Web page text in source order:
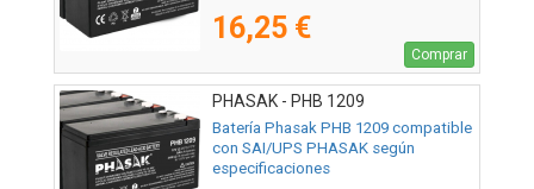
16,25 €
Comprar
PHASAK - PHB 1209
Batería Phasak PHB 1209 compatible
con SAI/UPS PHASAK según
especificaciones